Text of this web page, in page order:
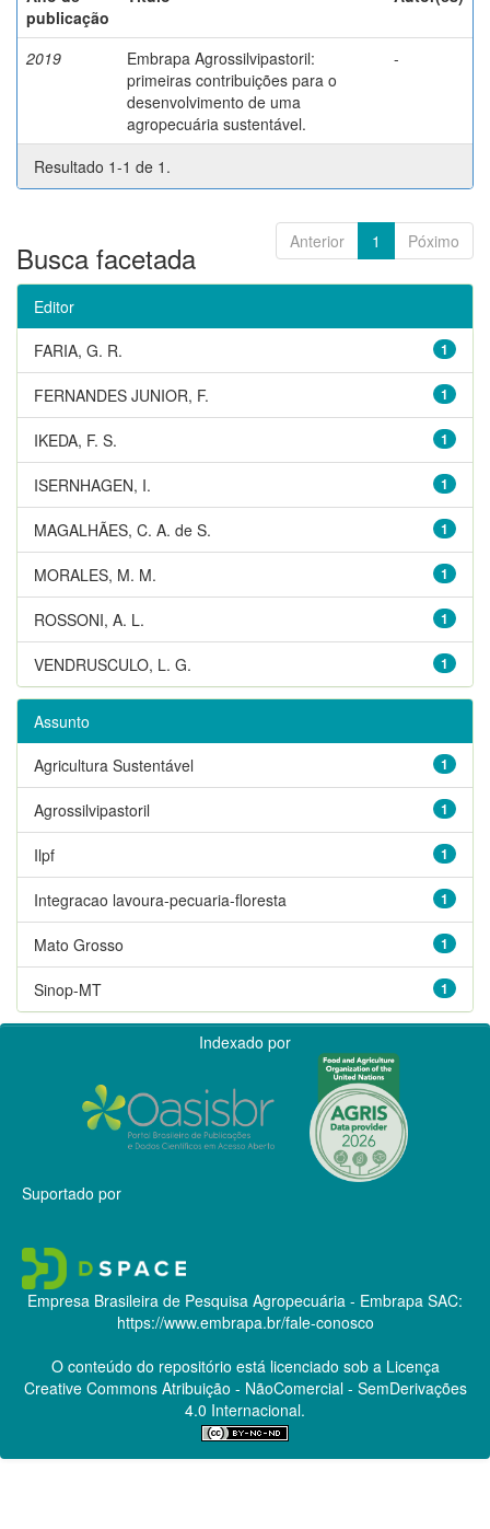
publicação
2019
Embrapa Agrossilvipastoril:
primeiras contribuições para o
desenvolvimento de uma
agropecuária sustentável.
-
Resultado 1-1 de 1.
Anterior 1 Póximo
Busca facetada
Editor
1
FARIA, G. R.
1
FERNANDES JUNIOR, F.
1
IKEDA, F. S.
1
ISERNHAGEN, I.
1
MAGALHÃES, C. A. de S.
1
MORALES, M. M.
1
ROSSONI, A. L.
1
VENDRUSCULO, L. G.
Assunto
1
Agricultura Sustentável
1
Agrossilvipastoril
1
Ilpf
1
Integracao lavoura-pecuaria-floresta
1
Mato Grosso
1
Sinop-MT
Indexado por
Suportado por
Empresa Brasileira de Pesquisa Agropecuária - Embrapa SAC:
https://www.embrapa.br/fale-conosco
O conteúdo do repositório está licenciado sob a Licença
Creative CommonsAtribuição - NãoComercial - SemDerivações
4.0 Internacional.